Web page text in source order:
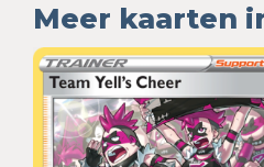
Meer kaarten